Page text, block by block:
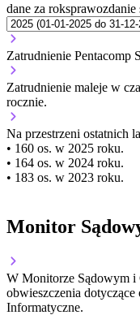
dane za rok
Zatrudnienie Pentacomp
Zatrudnienie maleje w
rocznie.
Na przestrzeni ostatnich
• 160 os. w 2025 roku.
• 164 os. w 2024 roku.
• 183 os. w 2023 roku.
Monitor
W Monitorze Sądowym i
obwieszczenia
Informatyczne.